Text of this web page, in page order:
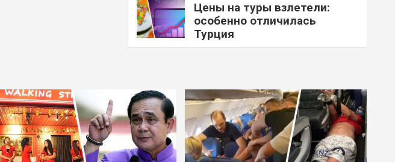
Цены на туры взлетели:
особенно отличилась
Турция